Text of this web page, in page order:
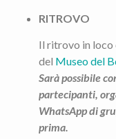
RITROVO
Il ritrovo in loco
del Museo del
Sarà possibile
partecipanti,
WhatsApp di
prima.